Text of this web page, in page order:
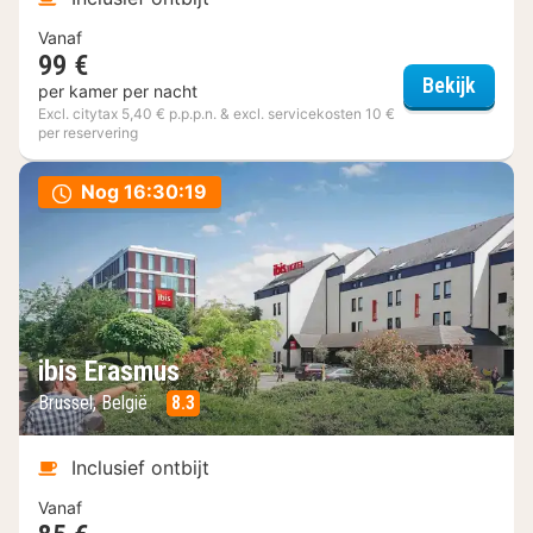
Vanaf
99 €
per kamer per nacht
Excl. citytax 5,40 € p.p.p.n. & excl. servicekosten 10 €
per reservering
Bekijk
Nog 16:30:18
ibis Erasmus
Brussel, België 8.3
Inclusief ontbijt
Vanaf